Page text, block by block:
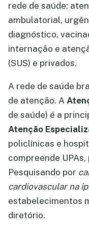
rede de saúde:
ambulatorial,
diagnóstico,
internação e
(SUS) e privados.
A rede de saúde
de atenção. A
de saúde) é a
Atenção
policlínicas e
compreende
Pesquisando por
cardiovascular na
estabelecimentos
diretório.